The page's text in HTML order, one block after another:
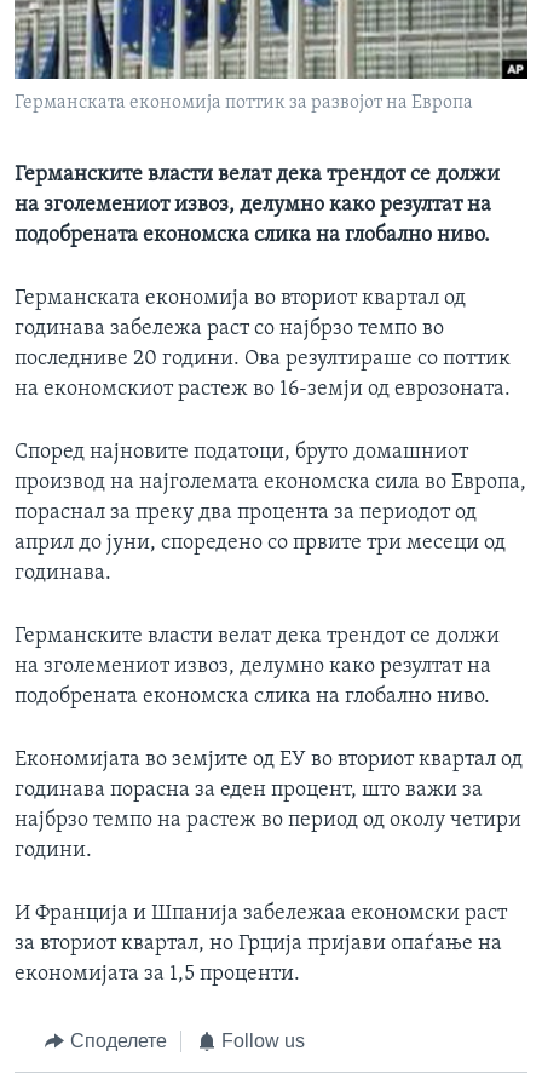
ИНТЕРВЈУА
Јазици
Германската економија поттик за развојот на Европа
Германските власти велат дека трендот се должи
на зголемениот извоз, делумно како резултат на
подобрената економска слика на глобално ниво.
Германската економија во вториот квартал од
годинава забележа раст со најбрзо темпо во
последниве 20 години. Ова резултираше со поттик
на економскиот растеж во 16-земји од еврозоната.
Според најновите податоци, бруто домашниот
производ на најголемата економска сила во Европа,
пораснал за преку два процента за периодот од
април до јуни, споредено со првите три месеци од
годинава.
Германските власти велат дека трендот се должи
на зголемениот извоз, делумно како резултат на
подобрената економска слика на глобално ниво.
Економијата во земјите од ЕУ во вториот квартал од
годинава порасна за еден процент, што важи за
најбрзо темпо на растеж во период од околу четири
години.
И Франција и Шпанија забележаа економски раст
за вториот квартал, но Грција пријави опаѓање на
економијата за 1,5 проценти.
Споделете Follow us